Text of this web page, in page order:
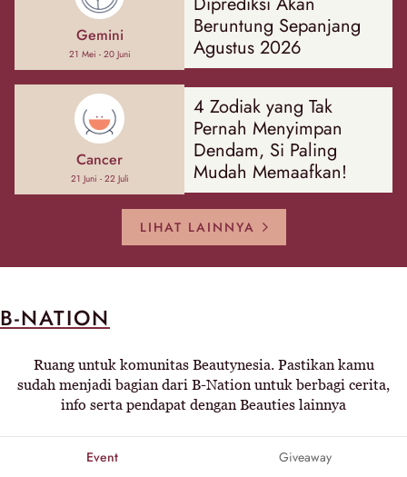
Gemini
21 Mei - 20 Juni
Beruntung Sepanjang
Agustus 2026
Cancer
21 Juni - 22 Juli
4 Zodiak yang Tak
Pernah Menyimpan
Dendam, Si Paling
Mudah Memaafkan!
LIHAT LAINNYA
B-NATION
Ruang untuk komunitas Beautynesia. Pastikan kamu
sudah menjadi bagian dari B-Nation untuk berbagi cerita,
info serta pendapat dengan Beauties lainnya
Event Giveaway